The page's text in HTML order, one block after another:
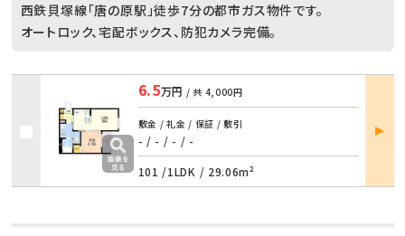
西鉄貝塚線「唐の原駅」徒歩7分の都市ガス物件です。
オートロック、宅配ボックス、防犯カメラ完備。
6.5万円 / 共 4,000円
敷金 / 礼金 / 保証 / 敷引
- / - / - / -
101 /1LDK / 29.06m²
部屋
詳細